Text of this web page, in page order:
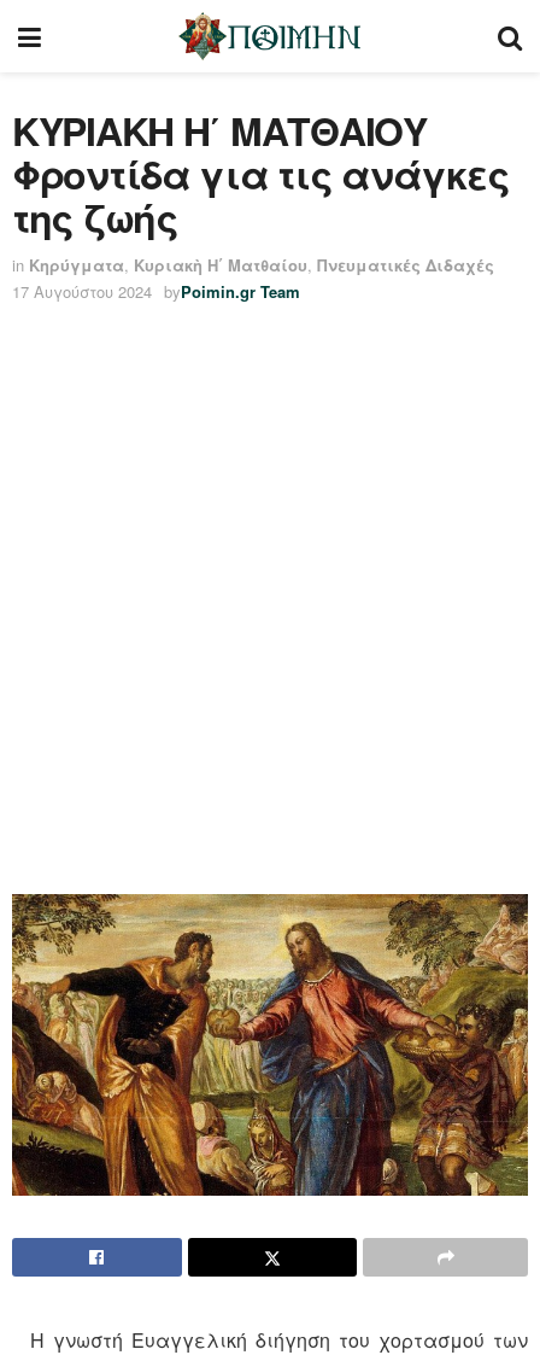
ΚΥΡΙΑΚΗ Η΄ ΜΑΤΘΑΙΟΥ
Φροντίδα για τις ανάγκες
της ζωής
in Κηρύγματα, Κυριακὴ Η΄ Ματθαίου, Πνευματικές Διδαχές
17 Αυγούστου 2024 byPoimin.gr Team
Η γνωστή Ευαγγελική διήγηση του χορτασμού των